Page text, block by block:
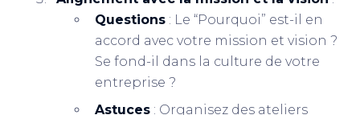
Questions : Le “Pourquoi” est-il en
accord avec votre mission et vision ?
Se fond-il dans la culture de votre
entreprise ?
Astuces : Organisez des ateliers